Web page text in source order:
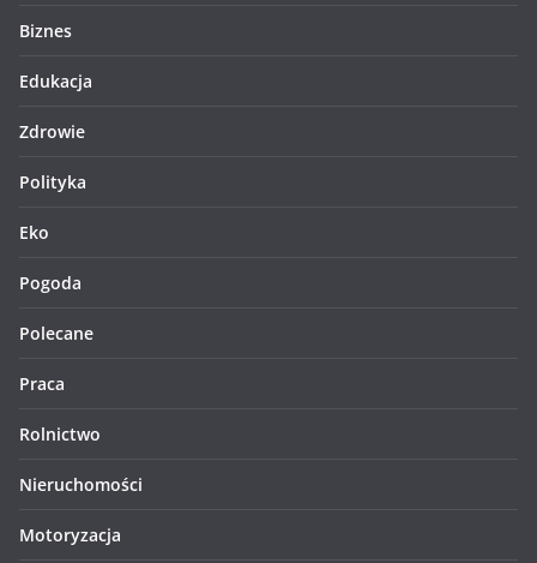
Biznes
Edukacja
Zdrowie
Polityka
Eko
Pogoda
Polecane
Praca
Rolnictwo
Nieruchomości
Motoryzacja